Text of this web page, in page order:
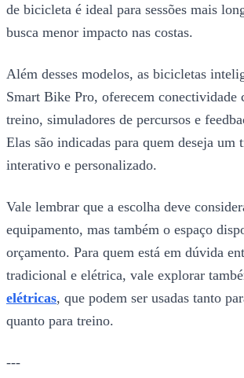
de bicicleta é ideal para sessões mais
busca menor impacto nas costas.
Além desses modelos, as bicicletas
Smart Bike Pro, oferecem conectividade
treino, simuladores de percursos e
Elas são indicadas para quem deseja um
interativo e personalizado.
Vale lembrar que a escolha deve
equipamento, mas também o espaço
orçamento. Para quem está em dúvida
tradicional e elétrica, vale explorar
elétricas, que podem ser usadas tanto
quanto para treino.
---